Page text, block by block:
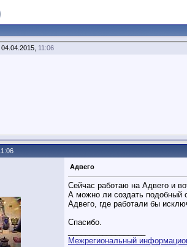
04.04.2015, 11:06
Адвего
Сейчас работаю на Адвего и
А можно ли создать подобный
Адвего, где работали бы
Спасибо.
Межрегиональный